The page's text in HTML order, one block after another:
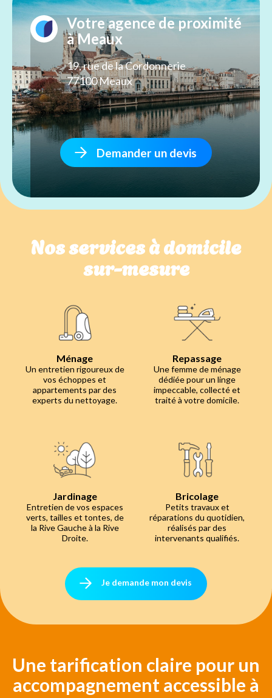
Votre agence de proximité
à Meaux
19, rue de la Cordonnerie
77100 Meaux
Demander un devis
Nos services à domicile
sur-mesure
Ménage
Un entretien rigoureux de
vos échoppes et
appartements par des
experts du nettoyage.
Repassage
Une femme de ménage
dédiée pour un linge
impeccable, collecté et
traité à votre domicile.
Jardinage
Entretien de vos espaces
verts, tailles et tontes, de
la Rive Gauche à la Rive
Droite.
Bricolage
Petits travaux et
réparations du quotidien,
réalisés par des
intervenants qualifiés.
Je demande mon devis
Une tarification claire pour un
accompagnement accessible à